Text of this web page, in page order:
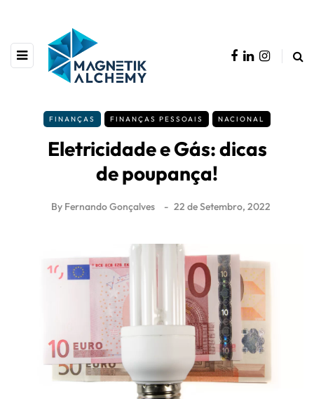
FINANÇAS FINANÇAS PESSOAIS NACIONAL
Eletricidade e Gás: dicas
de poupança!
By Fernando Gonçalves 22 de Setembro, 2022